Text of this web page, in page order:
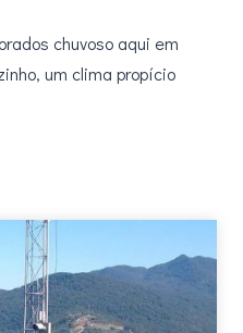
chuvoso aqui em
um clima propício